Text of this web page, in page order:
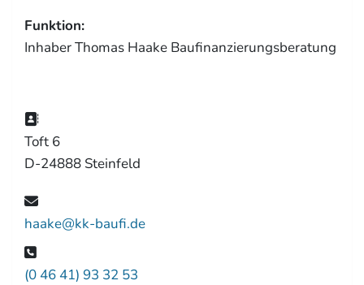
Funktion:
Inhaber Thomas Haake Baufinanzierungsberatung
Toft 6
D-24888 Steinfeld
haake@kk-baufi.de
(0 46 41) 93 32 53